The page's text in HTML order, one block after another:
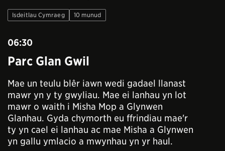
Isdeitlau Cymraeg 10 munud
06:30
Parc Glan Gwil
Mae un teulu blêr iawn wedi gadael llanast
mawr yn y ty gwyliau. Mae ei lanhau yn lot
mawr o waith i Misha Mop a Glynwen
Glanhau. Gyda chymorth eu ffrindiau mae'r
ty yn cael ei lanhau ac mae Misha a Glynwen
yn gallu ymlacio a mwynhau yn yr haul.